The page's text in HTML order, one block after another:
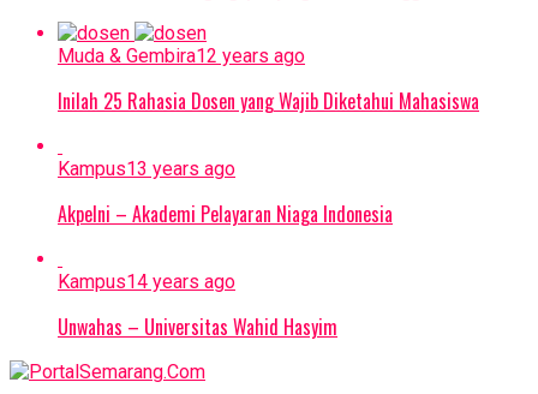
Muda & Gembira12 years ago
Inilah 25 Rahasia Dosen yang Wajib Diketahui Mahasiswa
Kampus13 years ago
Akpelni – Akademi Pelayaran Niaga Indonesia
Kampus14 years ago
Unwahas – Universitas Wahid Hasyim